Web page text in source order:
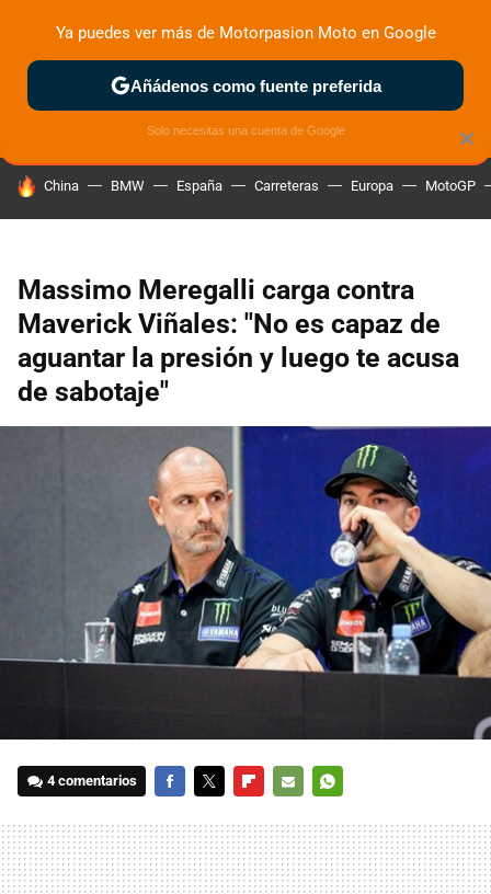
ZONA DE PRUEBAS DEPORTIVAS MOTOS ELÉCTRICAS
HOY SE HABLA DE
China BMW España Carreteras Europa MotoGP
Massimo Meregalli carga contra
Maverick Viñales: "No es capaz de
aguantar la presión y luego te acusa
de sabotaje"
4 comentarios
MAIL
×
Ya puedes ver más de Motorpasion Moto en Google
Añádenos como fuente preferida
Solo necesitas una cuenta de Google